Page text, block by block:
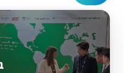
Logística